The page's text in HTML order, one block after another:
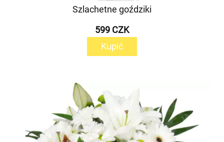
Szlachetne goździki
599 CZK
Kupić